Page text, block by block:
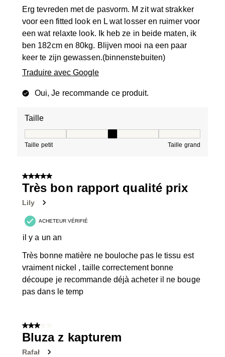
Erg tevreden met de pasvorm. M zit wat strakker
voor een fitted look en L wat losser en ruimer voor
een wat relaxte look. Ik heb ze in beide maten, ik
ben 182cm en 80kg. Blijven mooi na een paar
keer te zijn gewassen.(binnenstebuiten)
Traduire avec Google
Oui, Je recommande ce produit.
Taille
Taille petit Taille grand
5 sur 5 étoiles.
Très bon rapport qualité prix
Lily
ACHETEUR VÉRIFIÉ
il y a un an
Très bonne matière ne bouloche pas le tissu est
vraiment nickel , taille correctement bonne
découpe je recommande déjà acheter il ne bouge
pas dans le temp
3 sur 5 étoiles.
Bluza z kapturem
Rafał